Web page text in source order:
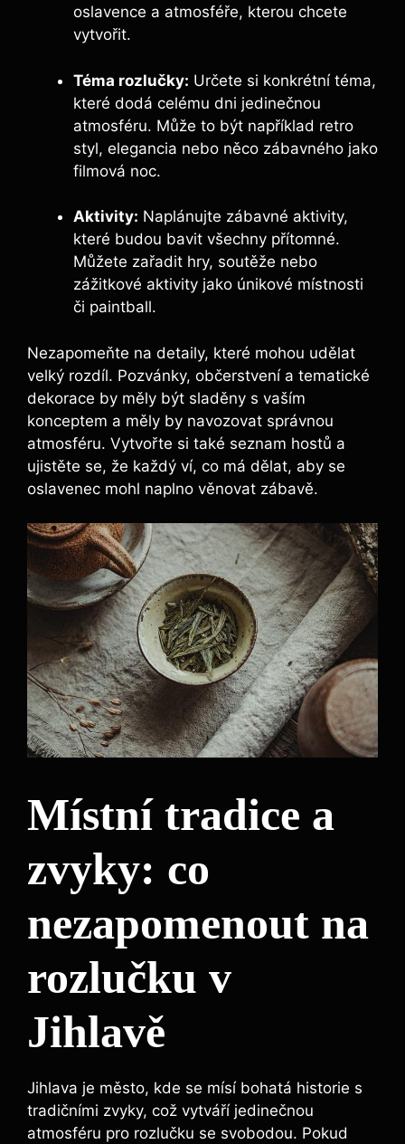
oslavence a atmosféře, kterou chcete
vytvořit.
Téma rozlučky: Určete si konkrétní téma,
které dodá celému dni jedinečnou
atmosféru. Může to být například retro
styl, elegancia nebo něco zábavného jako
filmová noc.
Aktivity: Naplánujte zábavné aktivity,
které budou bavit všechny přítomné.
Můžete zařadit hry, soutěže nebo
zážitkové aktivity jako únikové místnosti
či paintball.
Nezapomeňte na detaily, které mohou udělat
velký rozdíl. Pozvánky, občerstvení a tematické
dekorace by měly být sladěny s vaším
konceptem a měly by navozovat správnou
atmosféru. Vytvořte si také seznam hostů a
ujistěte se, že každý ví, co má dělat, aby se
oslavenec mohl naplno věnovat zábavě.
Místní tradice a
zvyky: co
nezapomenout na
rozlučku v
Jihlavě
Jihlava je město, kde se mísí bohatá historie s
tradičními zvyky, což vytváří jedinečnou
atmosféru pro rozlučku se svobodou. Pokud